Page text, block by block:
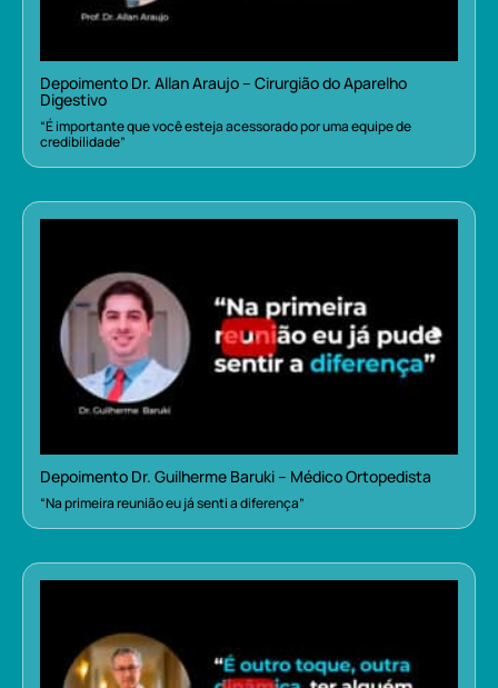
Depoimento Dr. Allan Araujo – Cirurgião do Aparelho
Digestivo
“É importante que você esteja acessorado por uma equipe de
credibilidade”
Depoimento Dr. Guilherme Baruki – Médico Ortopedista
“Na primeira reunião eu já senti a diferença”